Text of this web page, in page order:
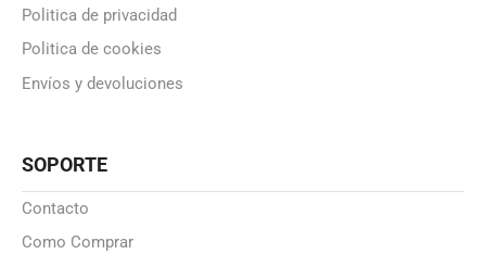
Politica de privacidad
Politica de cookies
Envíos y devoluciones
SOPORTE
Contacto
Como Comprar